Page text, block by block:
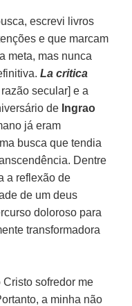
escrevi livros
e que marcam
meta, mas nunca
La critica
secular] e a
de Ingrao
já eram
busca que tendia
Dentre
a reflexão de
de um deus
doloroso para
transformadora
Cristo sofredor me
a minha não